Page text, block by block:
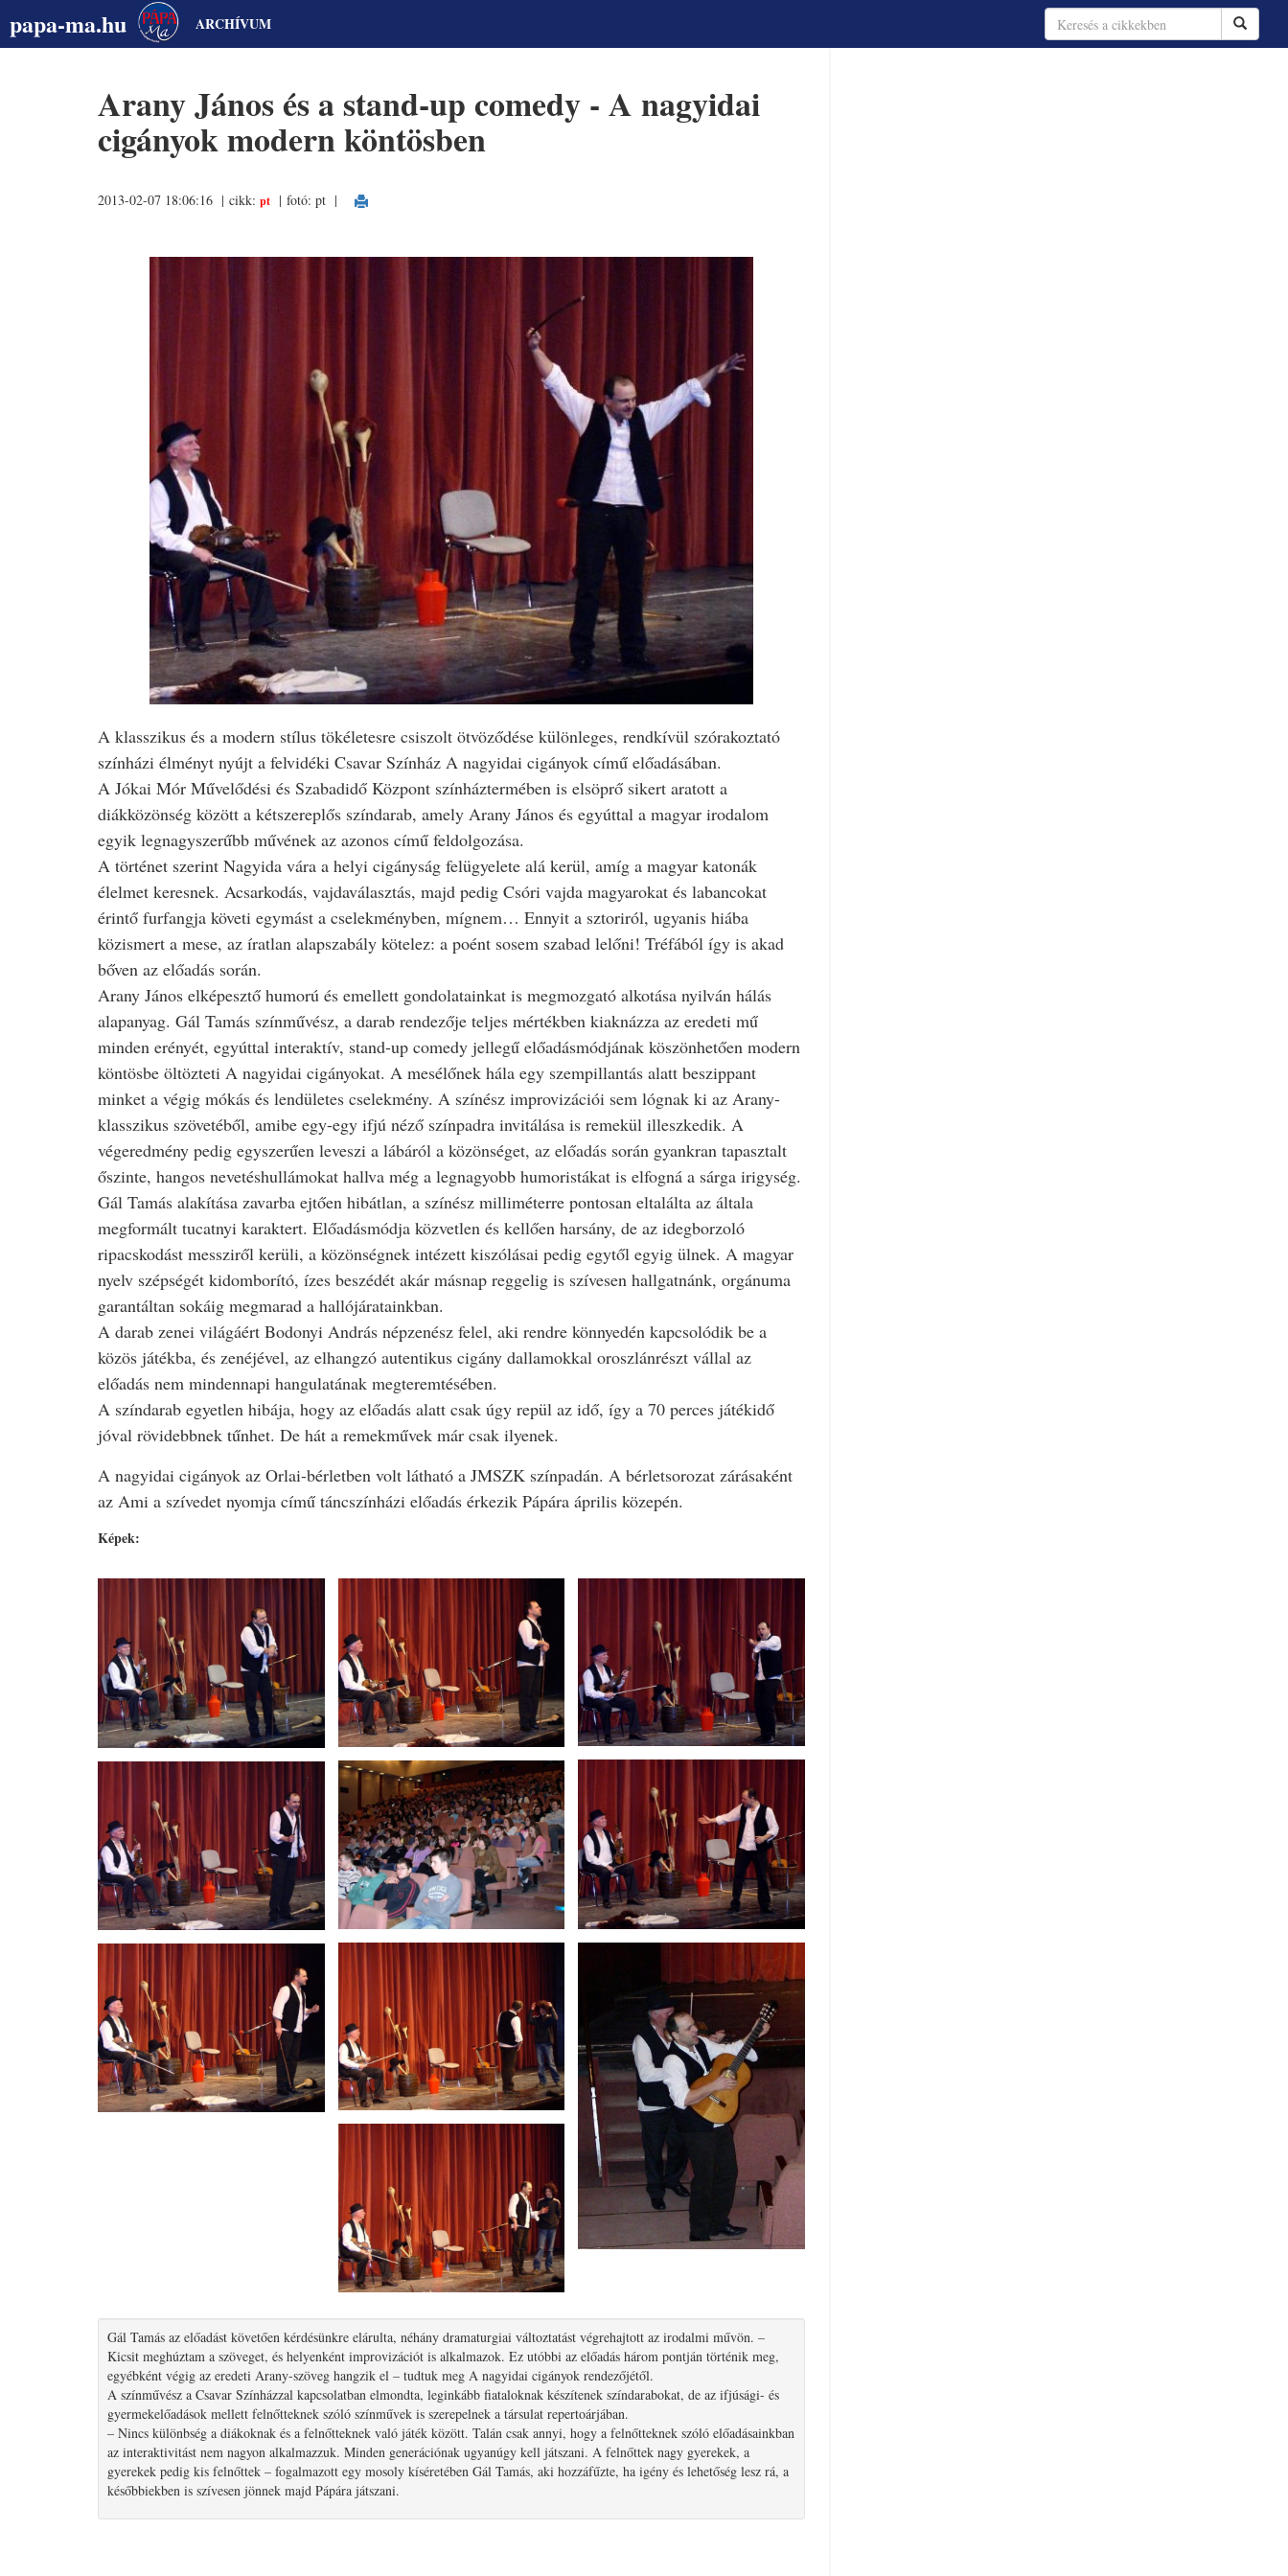
papa-ma.hu ARCHÍVUM
Arany János és a stand-up comedy - A nagyidai
cigányok modern köntösben
2013-02-07 18:06:16 | cikk: pt | fotó: pt |
A klasszikus és a modern stílus tökéletesre csiszolt ötvöződése különleges, rendkívül szórakoztató
színházi élményt nyújt a felvidéki Csavar Színház A nagyidai cigányok című előadásában.
A Jókai Mór Művelődési és Szabadidő Központ színháztermében is elsöprő sikert aratott a
diákközönség között a kétszereplős színdarab, amely Arany János és egyúttal a magyar irodalom
egyik legnagyszerűbb művének az azonos című feldolgozása.
A történet szerint Nagyida vára a helyi cigányság felügyelete alá kerül, amíg a magyar katonák
élelmet keresnek. Acsarkodás, vajdaválasztás, majd pedig Csóri vajda magyarokat és labancokat
érintő furfangja követi egymást a cselekményben, mígnem… Ennyit a sztoriról, ugyanis hiába
közismert a mese, az íratlan alapszabály kötelez: a poént sosem szabad lelőni! Tréfából így is akad
bőven az előadás során.
Arany János elképesztő humorú és emellett gondolatainkat is megmozgató alkotása nyilván hálás
alapanyag. Gál Tamás színművész, a darab rendezője teljes mértékben kiaknázza az eredeti mű
minden erényét, egyúttal interaktív, stand-up comedy jellegű előadásmódjának köszönhetően modern
köntösbe öltözteti A nagyidai cigányokat. A mesélőnek hála egy szempillantás alatt beszippant
minket a végig mókás és lendületes cselekmény. A színész improvizációi sem lógnak ki az Arany-
klasszikus szövetéből, amibe egy-egy ifjú néző színpadra invitálása is remekül illeszkedik. A
végeredmény pedig egyszerűen leveszi a lábáról a közönséget, az előadás során gyankran tapasztalt
őszinte, hangos nevetéshullámokat hallva még a legnagyobb humoristákat is elfogná a sárga irigység.
Gál Tamás alakítása zavarba ejtően hibátlan, a színész milliméterre pontosan eltalálta az általa
megformált tucatnyi karaktert. Előadásmódja közvetlen és kellően harsány, de az idegborzoló
ripacskodást messziről kerüli, a közönségnek intézett kiszólásai pedig egytől egyig ülnek. A magyar
nyelv szépségét kidomborító, ízes beszédét akár másnap reggelig is szívesen hallgatnánk, orgánuma
garantáltan sokáig megmarad a hallójáratainkban.
A darab zenei világáért Bodonyi András népzenész felel, aki rendre könnyedén kapcsolódik be a
közös játékba, és zenéjével, az elhangzó autentikus cigány dallamokkal oroszlánrészt vállal az
előadás nem mindennapi hangulatának megteremtésében.
A színdarab egyetlen hibája, hogy az előadás alatt csak úgy repül az idő, így a 70 perces játékidő
jóval rövidebbnek tűnhet. De hát a remekművek már csak ilyenek.
A nagyidai cigányok az Orlai-bérletben volt látható a JMSZK színpadán. A bérletsorozat zárásaként
az Ami a szívedet nyomja című táncszínházi előadás érkezik Pápára április közepén.
Képek:
Gál Tamás az előadást követően kérdésünkre elárulta, néhány dramaturgiai változtatást végrehajtott az irodalmi művön. –
Kicsit meghúztam a szöveget, és helyenként improvizációt is alkalmazok. Ez utóbbi az előadás három pontján történik meg,
egyébként végig az eredeti Arany-szöveg hangzik el – tudtuk meg A nagyidai cigányok rendezőjétől.
A színművész a Csavar Színházzal kapcsolatban elmondta, leginkább fiataloknak készítenek színdarabokat, de az ifjúsági- és
gyermekelőadások mellett felnőtteknek szóló színművek is szerepelnek a társulat repertoárjában.
– Nincs különbség a diákoknak és a felnőtteknek való játék között. Talán csak annyi, hogy a felnőtteknek szóló előadásainkban
az interaktivitást nem nagyon alkalmazzuk. Minden generációnak ugyanúgy kell játszani. A felnőttek nagy gyerekek, a
gyerekek pedig kis felnőttek – fogalmazott egy mosoly kíséretében Gál Tamás, aki hozzáfűzte, ha igény és lehetőség lesz rá, a
későbbiekben is szívesen jönnek majd Pápára játszani.